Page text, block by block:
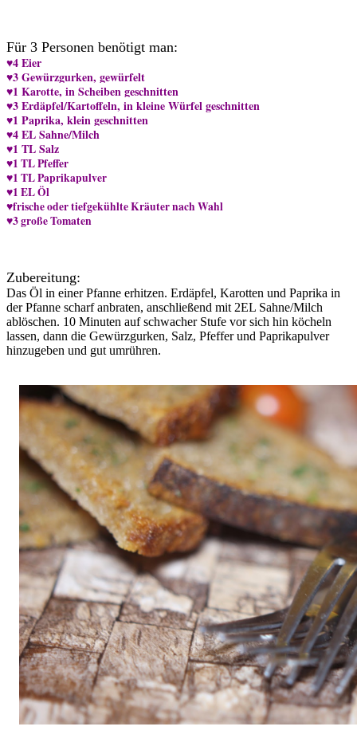
Für 3 Personen benötigt man:
♥4 Eier
♥3 Gewürzgurken, gewürfelt
♥1 Karotte, in Scheiben geschnitten
♥3 Erdäpfel/Kartoffeln, in kleine Würfel geschnitten
♥1 Paprika, klein geschnitten
♥4 EL Sahne/Milch
♥1 TL Salz
♥1 TL Pfeffer
♥1 TL Paprikapulver
♥1 EL Öl
♥frische oder tiefgekühlte Kräuter nach Wahl
♥3 große Tomaten
Zubereitung:
Das Öl in einer Pfanne erhitzen. Erdäpfel, Karotten und Paprika in
der Pfanne scharf anbraten, anschließend mit 2EL Sahne/Milch
ablöschen. 10 Minuten auf schwacher Stufe vor sich hin köcheln
lassen, dann die Gewürzgurken, Salz, Pfeffer und Paprikapulver
hinzugeben und gut umrühren.